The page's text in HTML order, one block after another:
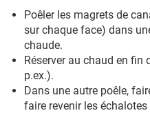
Poêler les magrets de
sur chaque face) dans
chaude.
Réserver au chaud en fin
p.ex.).
Dans une autre poêle,
faire revenir les